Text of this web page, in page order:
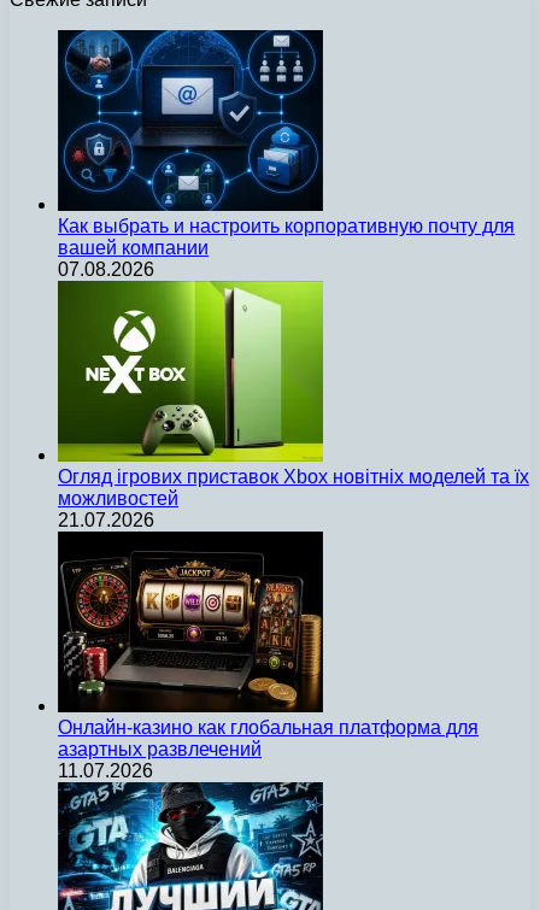
Как выбрать и настроить корпоративную почту для
вашей компании
07.08.2026
Огляд ігрових приставок Xbox новітніх моделей та їх
можливостей
21.07.2026
Онлайн-казино как глобальная платформа для
азартных развлечений
11.07.2026